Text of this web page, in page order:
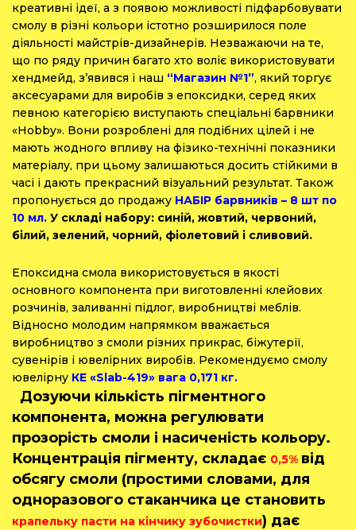
креативні ідеї, а з появою можливості підфарбовувати
смолу в різні кольори істотно розширилося поле
діяльності майстрів-дизайнерів. Незважаючи на те,
що по ряду причин багато хто воліє використовувати
хендмейд, з’явився і наш “Магазин №1”, який торгує
аксесуарами для виробів з епоксидки, серед яких
певною категорією виступають спеціальні барвники
«Hobby». Вони розроблені для подібних цілей і не
мають жодного впливу на фізико-технічні показники
матеріалу, при цьому залишаються досить стійкими в
часі і дають прекрасний візуальний результат. Також
пропонується до продажу НАБІР барвників – 8 шт по
10 мл. У складі набору: синій, жовтий, червоний,
білий, зелений, чорний, фіолетовий і сливовий.
Епоксидна смола використовується в якості
основного компонента при виготовленні клейових
розчинів, заливанні підлог, виробництві меблів.
Відносно молодим напрямком вважається
виробництво з смоли різних прикрас, біжутерії,
сувенірів і ювелірних виробів. Рекомендуємо смолу
ювелірну КЕ «Slab-419» вага 0,171 кг.
Дозуючи кількість пігментного
компонента, можна регулювати
прозорість смоли і насиченість кольору.
Концентрація пігменту, складає 0,5% від
обсягу смоли (простими словами, для
одноразового стаканчика це становить
крапельку пасти на кінчику зубочистки) дає